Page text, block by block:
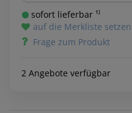
sofort lieferbar ¹⁾
auf die Merkliste setzen
Frage zum Produkt
2 Angebote verfügbar